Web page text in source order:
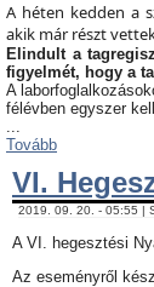
A héten kedden a
akik már részt
Elindult a
figyelmét, hogy a
A
félévben egyszer
...
Tovább
VI.
2019. 09. 20. - 05:55 |
A VI. hegesztési
Az eseményről